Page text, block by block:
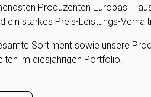
Produzenten Europas –
ein starkes Preis-Leistungs-
Sortiment sowie unsere
im diesjährigen Portfolio.